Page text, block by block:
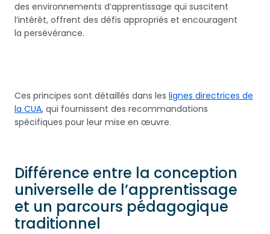
des environnements d’apprentissage qui suscitent
l’intérêt, offrent des défis appropriés et encouragent
la persévérance.
Ces principes sont détaillés dans les lignes directrices de
la CUA, qui fournissent des recommandations
spécifiques pour leur mise en œuvre.
Différence entre la conception
universelle de l’apprentissage
et un parcours pédagogique
traditionnel